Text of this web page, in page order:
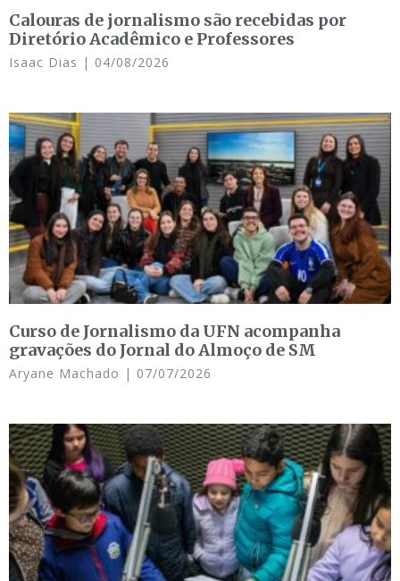
Calouras de jornalismo são recebidas por
Diretório Acadêmico e Professores
Isaac Dias 04/08/2026
Curso de Jornalismo da UFN acompanha
gravações do Jornal do Almoço de SM
Aryane Machado 07/07/2026